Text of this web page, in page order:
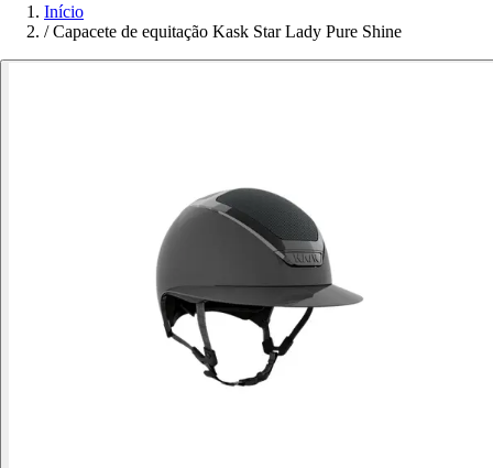
Início
/ Capacete de equitação Kask Star Lady Pure Shine